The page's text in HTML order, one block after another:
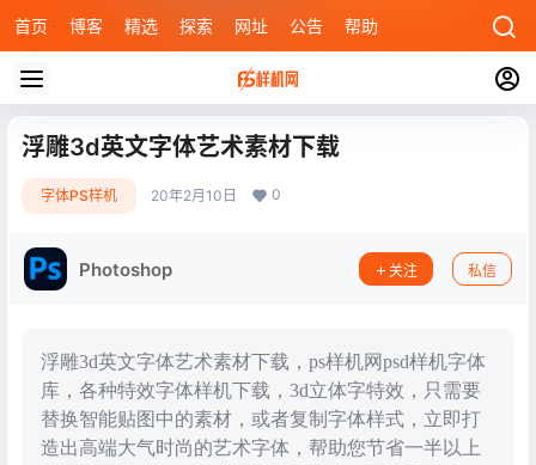
首页 博客 精选 探索 网址 公告 帮助
浮雕3d英文字体艺术素材下载
字体PS样机 20年2月10日 0
Photoshop 关注 私信
浮雕3d英文字体艺术素材下载，ps样机网psd样机字体
库，各种特效字体样机下载，3d立体字特效，只需要
替换智能贴图中的素材，或者复制字体样式，立即打
造出高端大气时尚的艺术字体，帮助您节省一半以上